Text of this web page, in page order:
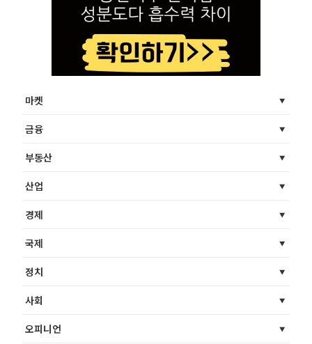
마켓
금융
부동산
산업
경제
국제
정치
사회
오피니언